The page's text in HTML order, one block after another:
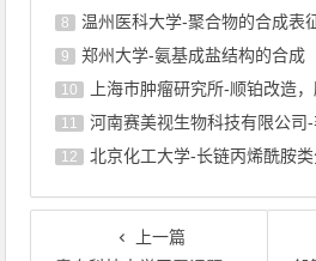
8 温州医科大学-聚合物的合成表
9 郑州大学-氨基成盐结构的合成
10 上海巿肿瘤研究所-顺铂改造，
11 河南赛美视生物科技有限公司-非常见化
12 北京化工大学-长链丙烯酰胺
上一篇